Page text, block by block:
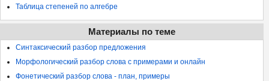
Таблица степеней по алгебре
Материалы по теме
Синтаксический разбор предложения
Морфологический разбор слова с примерами и онлайн
Фонетический разбор слова - план, примеры